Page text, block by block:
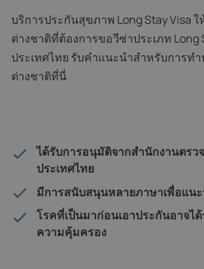
บริการประกันสุขภาพ Long Stay Visa
ต่างชาติที่ต้องการขอวีซ่าประเภท Long
ประเทศไทย รับคำแนะนำสำหรับการทํ
ต่างชาติที่นี่
ได้รับการอนุมัติจากสำนักงานตรว
ประเทศไทย
มีการสนับสนุนหลายภาษาเพื่อแ
โรคที่เป็นมาก่อนเอาประกันอาจไ
ความคุ้มครอง